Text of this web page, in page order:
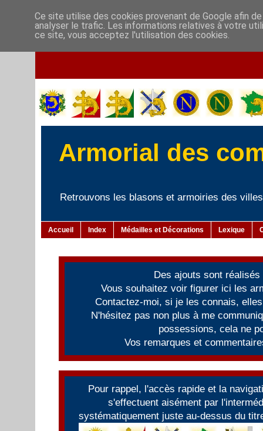
Armorial des
Retrouvons les blasons et armoiries des
Accueil Index Médailles et Décorations Lexique
Des ajouts sont
Vous souhaitez voir figurer ici les
Contactez-moi, si je les connais,
N'hésitez pas non plus à me
possessions, cela ne
Vos remarques et
Pour rappel, l'accès rapide et la
s'effectuent aisément par
systématiquement juste au-dessus du
Ce site utilise des cookies provenant de Google afin
analyser le trafic. Les informations relatives à votre
ce site, vous acceptez l'utilisation des cookies.